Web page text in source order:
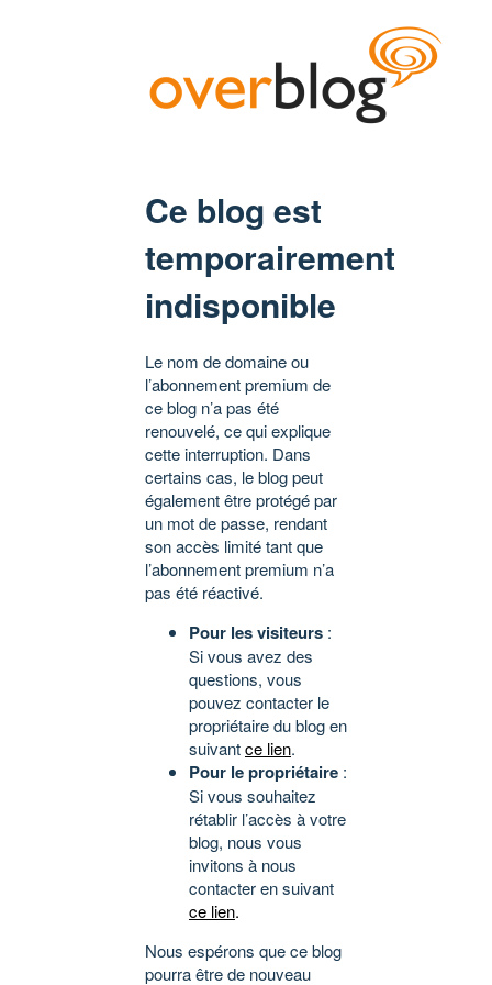
Ce blog est
temporairement
indisponible
Le nom de domaine ou
l’abonnement premium de
ce blog n’a pas été
renouvelé, ce qui explique
cette interruption. Dans
certains cas, le blog peut
également être protégé par
un mot de passe, rendant
son accès limité tant que
l’abonnement premium n’a
pas été réactivé.
Pour les visiteurs :
Si vous avez des
questions, vous
pouvez contacter le
propriétaire du blog en
suivantce lien.
Pour le propriétaire :
Si vous souhaitez
rétablir l’accès à votre
blog, nous vous
invitons à nous
contacter en suivant
ce lien.
Nous espérons que ce blog
pourra être de nouveau